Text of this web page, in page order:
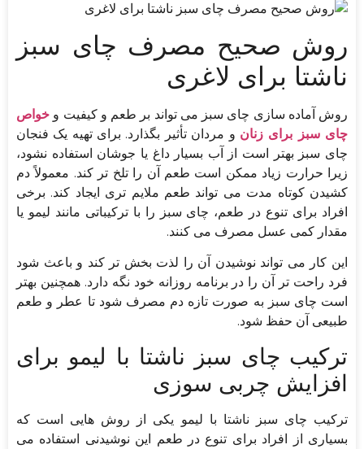
روش صحیح مصرف چای سبز
ناشتا برای لاغری
روش آماده سازی چای سبز می تواند بر طعم و کیفیت و خواص
چای سبز برای زنان و مردان تأثیر بگذارد. برای تهیه یک فنجان
چای سبز بهتر است از آب بسیار داغ یا جوشان استفاده نشود،
زیرا حرارت زیاد ممکن است طعم آن را تلخ تر کند. معمولاً دم
کشیدن کوتاه مدت می تواند طعم ملایم تری ایجاد کند. برخی
افراد برای تنوع در طعم، چای سبز را با ترکیباتی مانند لیمو یا
مقدار کمی عسل مصرف می کنند.
این کار می تواند نوشیدن آن را لذت بخش تر کند و باعث شود
فرد راحت تر آن را در برنامه روزانه خود نگه دارد. همچنین بهتر
است چای سبز به صورت تازه دم مصرف شود تا عطر و طعم
طبیعی آن حفظ شود.
ترکیب چای سبز ناشتا با لیمو برای
افزایش چربی سوزی
ترکیب چای سبز ناشتا با لیمو یکی از روش هایی است که
بسیاری از افراد برای تنوع در طعم این نوشیدنی استفاده می